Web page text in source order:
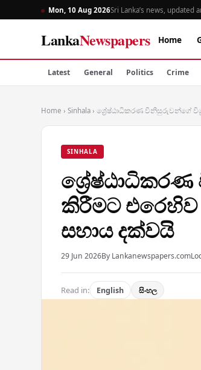
Mon, 10 Aug 2026Sri Lanka’s news, updated
LankaNewspapers Home
Latest General Politics Crime
Home › Sinhala › ශ්‍රේෂ්ඨාධිකරණ විනිසුරුවන්ගේ
SINHALA
කිරීමට එරෙහිව
සහාය දක්වයි
29 Jun 2026By Lankanewspapers.com
Read in: English සිංහල